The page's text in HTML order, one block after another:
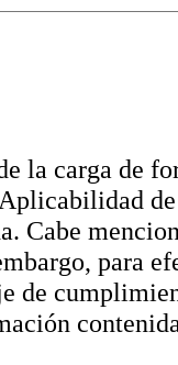
la carga de
Cabe
para
de